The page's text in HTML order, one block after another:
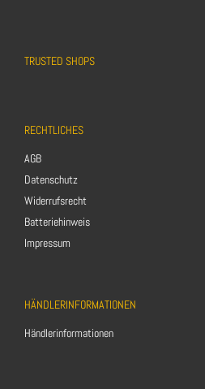
TRUSTED SHOPS
RECHTLICHES
AGB
Datenschutz
Widerrufsrecht
Batteriehinweis
Impressum
HÄNDLERINFORMATIONEN
Händlerinformationen